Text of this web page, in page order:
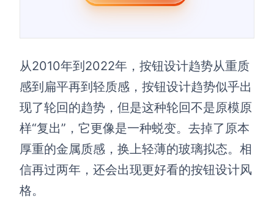
从2010年到2022年，按钮设计趋势从重质
感到扁平再到轻质感，按钮设计趋势似乎出
现了轮回的趋势，但是这种轮回不是原模原
样“复出”，它更像是一种蜕变。去掉了原本
厚重的金属质感，换上轻薄的玻璃拟态。相
信再过两年，还会出现更好看的按钮设计风
格。